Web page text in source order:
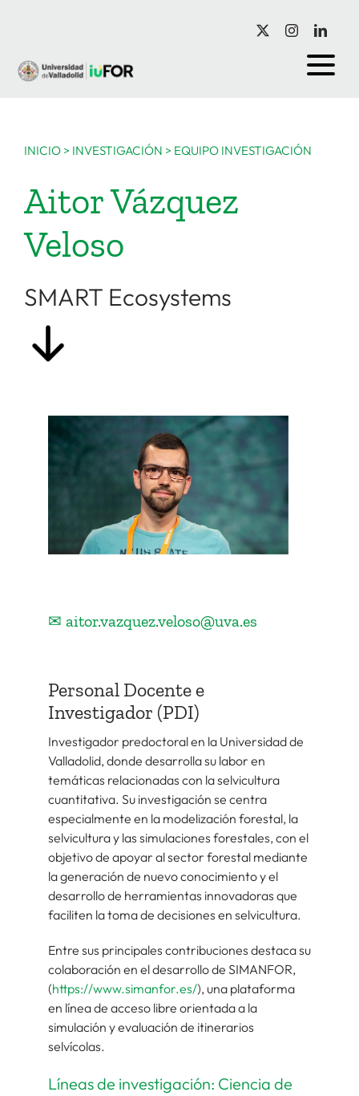
contenido
INICIO> INVESTIGACIÓN > EQUIPO INVESTIGACIÓN
Aitor Vázquez
Veloso
SMART Ecosystems
✉ aitor.vazquez.veloso@uva.es
Personal Docente e
Investigador (PDI)
Investigador predoctoral en la Universidad de
Valladolid, donde desarrolla su labor en
temáticas relacionadas con la selvicultura
cuantitativa. Su investigación se centra
especialmente en la modelización forestal, la
selvicultura y las simulaciones forestales, con el
objetivo de apoyar al sector forestal mediante
la generación de nuevo conocimiento y el
desarrollo de herramientas innovadoras que
faciliten la toma de decisiones en selvicultura.
Entre sus principales contribuciones destaca su
colaboración en el desarrollo de SIMANFOR,
(https://www.simanfor.es/), una plataforma
en línea de acceso libre orientada a la
simulación y evaluación de itinerarios
selvícolas.
Líneas de investigación: Ciencia de